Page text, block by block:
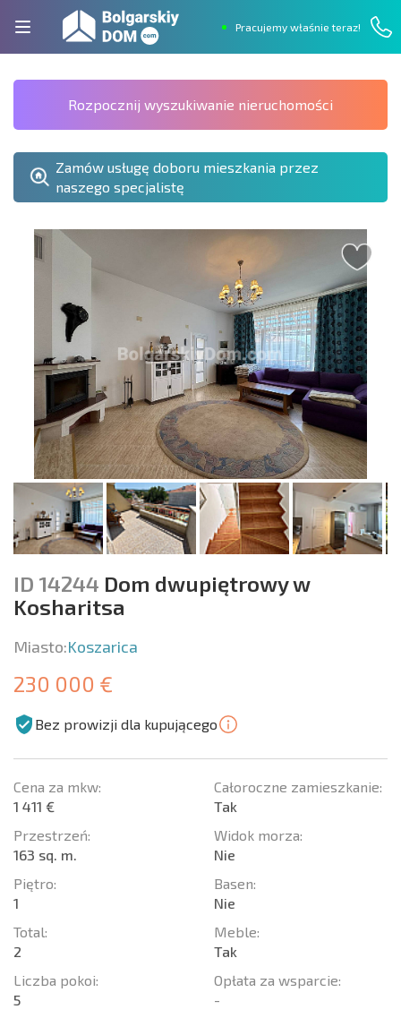
Pracujemy właśnie teraz!
Rozpocznij wyszukiwanie nieruchomości
Zamów usługę doboru mieszkania przez
naszego specjalistę
ID 14244 Dom dwupiętrowy w
Kosharitsa
Miasto:Koszarica
230 000 €
Bez prowizji dla kupującego
Cena za mkw:
1 411 €
Przestrzeń:
163 sq. m.
Piętro:
1
Total:
2
Liczba pokoi:
5
Całoroczne zamieszkanie:
Tak
Widok morza:
Nie
Basen:
Nie
Meble:
Tak
Opłata za wsparcie:
-